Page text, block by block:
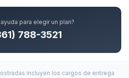
para elegir un plan?
788-3521
incluyen los cargos de entrega